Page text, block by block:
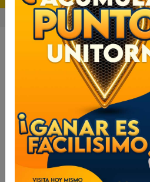
Inicio Blog 🔩 Tipos de
🔩 Tipos de
Las tuercas son elementos
sistema de fijación. Su función
con un tornillo o perno para
resistente y duradera. Sin
sirven para lo mismo: cada tipo
soportar cargas, vibraciones o
En Universal de Tornillos y